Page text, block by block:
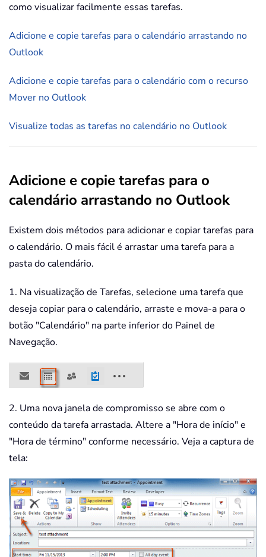
como visualizar facilmente essas tarefas.
Adicione e copie tarefas para o calendário arrastando no
Outlook
Adicione e copie tarefas para o calendário com o recurso
Mover no Outlook
Visualize todas as tarefas no calendário no Outlook
Adicione e copie tarefas para o
calendário arrastando no Outlook
Existem dois métodos para adicionar e copiar tarefas para
o calendário. O mais fácil é arrastar uma tarefa para a
pasta do calendário.
1. Na visualização de Tarefas, selecione uma tarefa que
deseja copiar para o calendário, arraste e mova-a para o
botão "Calendário" na parte inferior do Painel de
Navegação.
2. Uma nova janela de compromisso se abre com o
conteúdo da tarefa arrastada. Altere a "Hora de início" e
"Hora de término" conforme necessário. Veja a captura de
tela: